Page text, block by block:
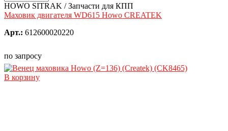
HOWO SITRAK / Запчасти для КПП
Маховик двигателя WD615 Howo CREATEK
Арт.: 612600020220
по запросу
В корзину